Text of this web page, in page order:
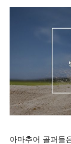
아마추어 골퍼 들